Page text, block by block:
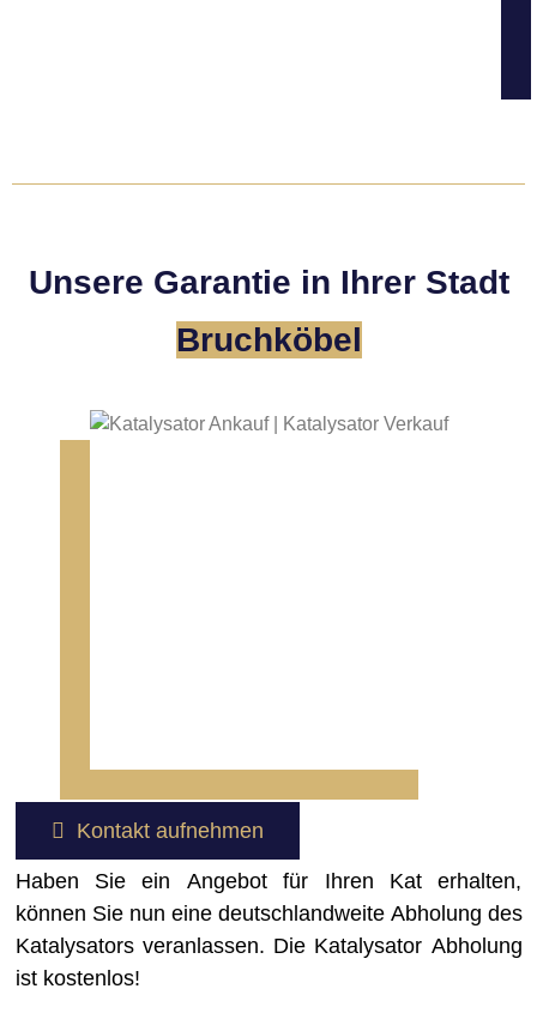
Unsere Garantie in Ihrer Stadt
Bruchköbel
Kontakt aufnehmen
Haben Sie ein Angebot für Ihren Kat erhalten,
können Sie nun eine deutschlandweite Abholung des
Katalysators veranlassen. Die Katalysator Abholung
ist kostenlos!